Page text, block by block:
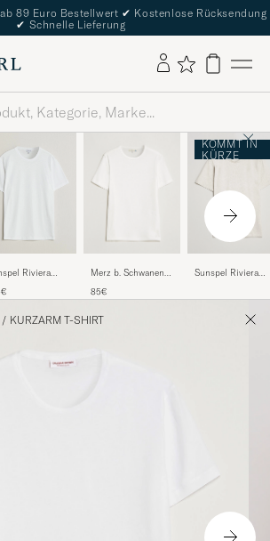
89 Euro Bestellwert ✔ Kostenlose Rücksendung
✔ Schnelle Lieferung
Riviera
Merz b. Schwanen
Loopwheeled T-shirt
85€
KOMMT IN
KÜRZE
Sunspel Riviera
Archive White
/ KURZARM T-SHIRT